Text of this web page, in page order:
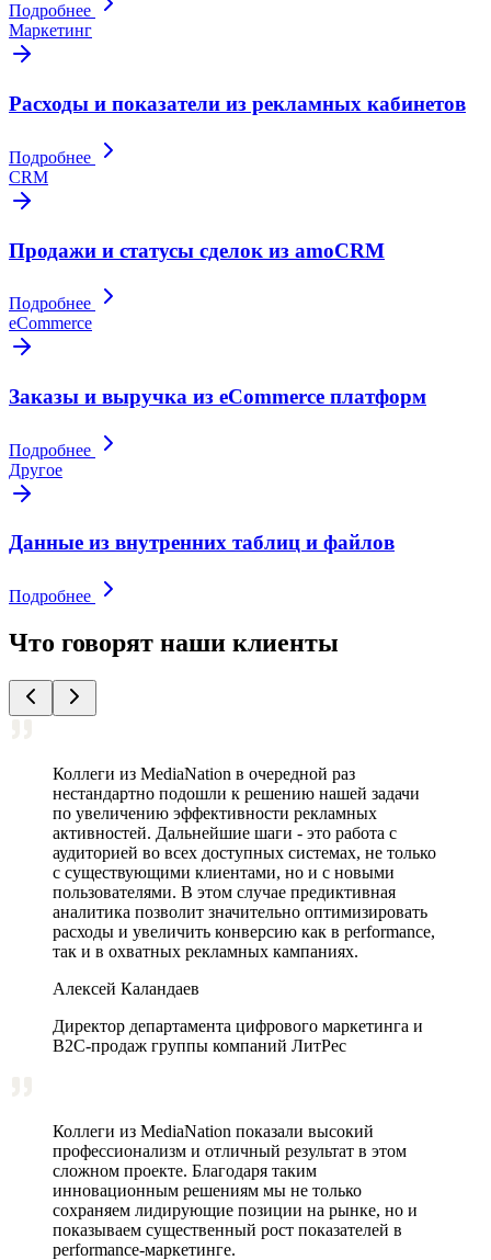
Подробнее
Маркетинг
Расходы и показатели из рекламных кабинетов
Подробнее
CRM
Продажи и статусы сделок из amoCRM
Подробнее
eCommerce
Заказы и выручка из eCommerce платформ
Подробнее
Другое
Данные из внутренних таблиц и файлов
Подробнее
Что говорят наши клиенты
Коллеги из MediaNation в очередной раз
нестандартно подошли к решению нашей задачи
по увеличению эффективности рекламных
активностей. Дальнейшие шаги - это работа с
аудиторией во всех доступных системах, не только
с существующими клиентами, но и с новыми
пользователями. В этом случае предиктивная
аналитика позволит значительно оптимизировать
расходы и увеличить конверсию как в performance,
так и в охватных рекламных кампаниях.
Алексей Каландаев
Директор департамента цифрового маркетинга и
В2С-продаж группы компаний ЛитРес
Коллеги из MediaNation показали высокий
профессионализм и отличный результат в этом
сложном проекте. Благодаря таким
инновационным решениям мы не только
сохраняем лидирующие позиции на рынке, но и
показываем существенный рост показателей в
performance-маркетинге.